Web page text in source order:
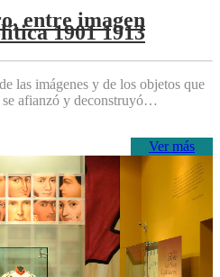
entre imagen
1901 1913
las imágenes y de los objetos que
se afianzó y deconstruyó…
Ver más